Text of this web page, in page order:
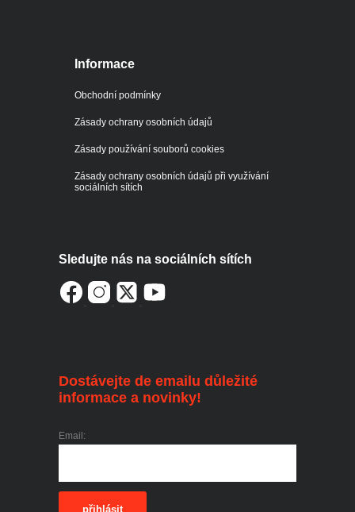
Informace
Obchodní podmínky
Zásady ochrany osobních údajů
Zásady používání souborů cookies
Zásady ochrany osobních údajů při využívání
sociálních sítích
Sledujte nás na sociálních sítích
Dostávejte de emailu důležité
informace a novinky!
Email:
přihlásit